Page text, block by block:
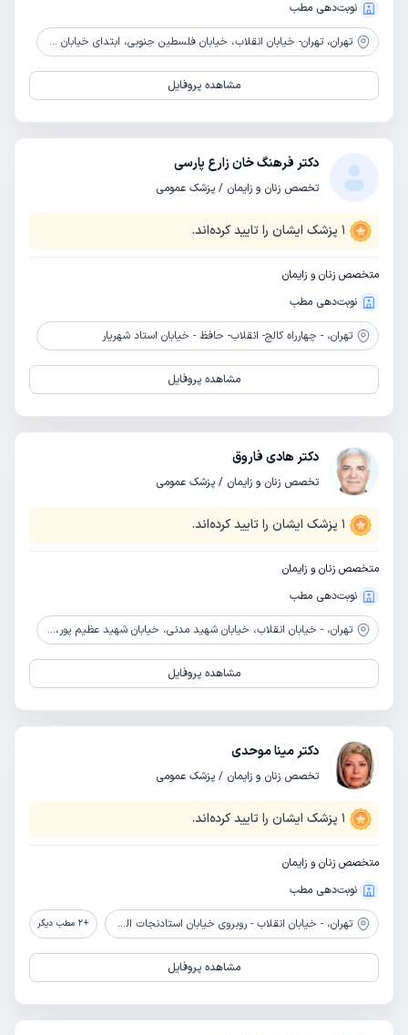
نوبت‌دهی مطب
تهران،تهران- خیابان انقلاب، خیابان فلسطین جنوبی، ابتدای خیابان شهید وحید نظری (سزاوار)
مشاهده پروفایل
دکتر فرهنگ خان زارع پارسی
تخصص زنان و زایمان / پزشک عمومی
1 پزشک ایشان را تایید کرده‌اند.
متخصص زنان و زایمان
نوبت‌دهی مطب
تهران، - چهارراه کالج- انقلاب- حافظ - خیابان استاد شهریار
مشاهده پروفایل
دکتر هادی فاروق
تخصص زنان و زایمان / پزشک عمومی
1 پزشک ایشان را تایید کرده‌اند.
متخصص زنان و زایمان
نوبت‌دهی مطب
تهران، - خیابان انقلاب، خیابان شهید مدنی، خیابان شهید عظیم پور، پلاک 11
مشاهده پروفایل
دکتر مینا موحدی
تخصص زنان و زایمان / پزشک عمومی
1 پزشک ایشان را تایید کرده‌اند.
متخصص زنان و زایمان
نوبت‌دهی مطب
تهران، - خیابان انقلاب - روبروی خیابان استادنجات الهی (ویلا) - خیابان پارس - بیمارستان دادگستری +
2 مطب دیگر
مشاهده پروفایل